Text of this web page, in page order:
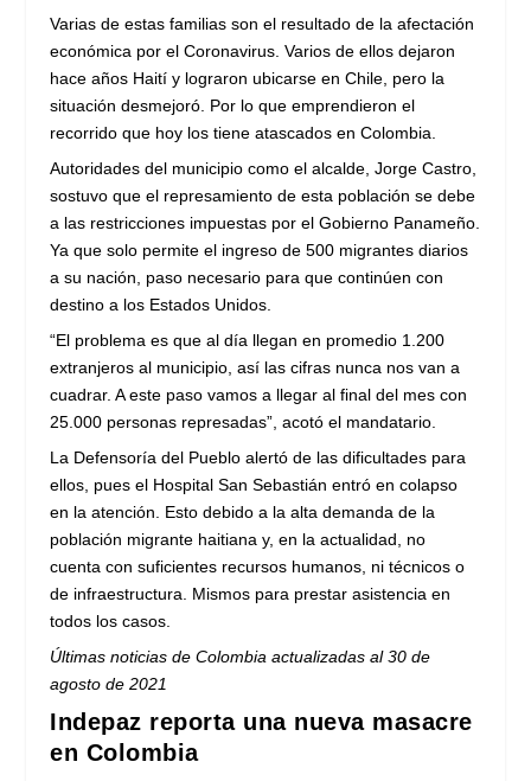
Varias de estas familias son el resultado de la afectación
económica por el Coronavirus. Varios de ellos dejaron
hace años Haití y lograron ubicarse en Chile, pero la
situación desmejoró. Por lo que emprendieron el
recorrido que hoy los tiene atascados en Colombia.
Autoridades del municipio como el alcalde, Jorge Castro,
sostuvo que el represamiento de esta población se debe
a las restricciones impuestas por el Gobierno Panameño.
Ya que solo permite el ingreso de 500 migrantes diarios
a su nación, paso necesario para que continúen con
destino a los Estados Unidos.
“El problema es que al día llegan en promedio 1.200
extranjeros al municipio, así las cifras nunca nos van a
cuadrar. A este paso vamos a llegar al final del mes con
25.000 personas represadas”, acotó el mandatario.
La Defensoría del Pueblo alertó de las dificultades para
ellos, pues el Hospital San Sebastián entró en colapso
en la atención. Esto debido a la alta demanda de la
población migrante haitiana y, en la actualidad, no
cuenta con suficientes recursos humanos, ni técnicos o
de infraestructura. Mismos para prestar asistencia en
todos los casos.
Últimas noticias de Colombia actualizadas al 30 de
agosto de 2021
Indepaz reporta una nueva masacre
en Colombia